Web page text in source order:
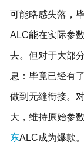
可能略感失落，
ALC能在实际参
去。但对于大部
息：毕竟已经有
做到无缝衔接。
大，维持原始参
东ALC成为爆款。